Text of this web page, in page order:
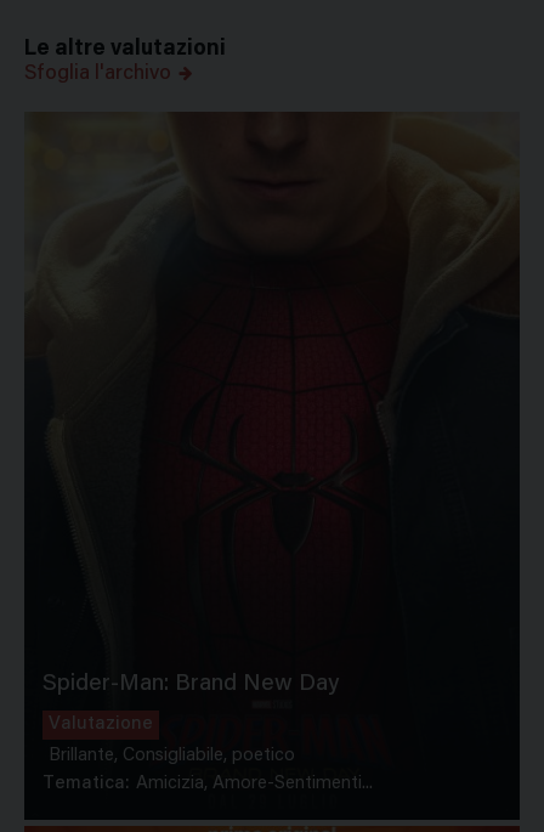
Le altre valutazioni
Sfoglia l'archivo
Spider-Man: Brand New Day
Valutazione
Brillante, Consigliabile, poetico
Tematica: Amicizia, Amore-Sentimenti...